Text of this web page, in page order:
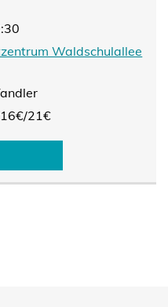
Waldschulallee
16€/21€